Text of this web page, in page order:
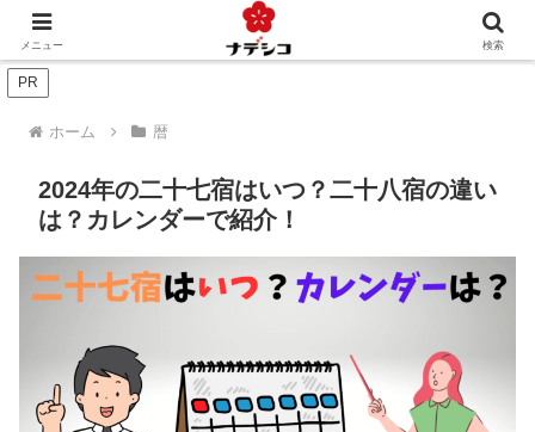
年中行事（季節） 年中行事（人生） おくりもの
PR
ホーム 暦
2024年の二十七宿はいつ？二十八宿の違い
は？カレンダーで紹介！
メニュー 検索